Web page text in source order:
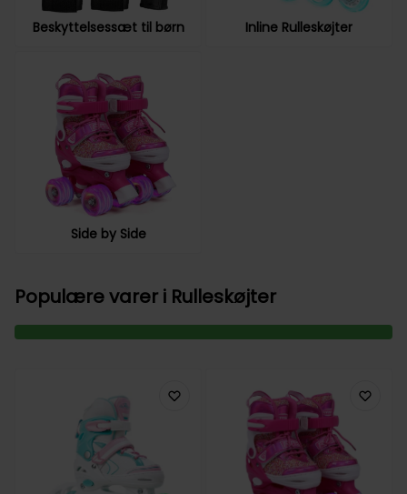
Beskyttelsessæt til børn Inline Rulleskøjter
Side by Side
Populære varer i Rulleskøjter